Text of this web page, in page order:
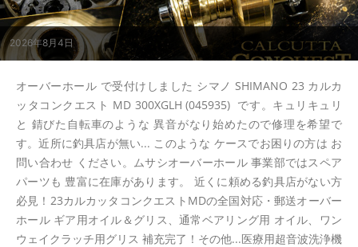
2026年8月4日
オーバーホール で受付けしました シマノ SHIMANO 23 カルカ
ッタコンクエスト MD 300XGLH (045935) です。キュリキュリ
と 錆びた自転車のような 異音がなり始めたので修理を希望で
す。近所に釣具店が無い... このような ケースでお困りの方は お
問い合わせ ください。ムサシオーバーホール 事業部ではスペア
パーツも 豊富に在庫があります。 近くに頼める釣具店がない方
必見！23カルカッタコンクエストMDの全国対応・郵送オーバー
ホール ギア用オイル＆グリス、通常ベアリング用 オイル、ワン
ウェイクラッチ用グリス 補充完了！その他...医療用超音波洗浄機